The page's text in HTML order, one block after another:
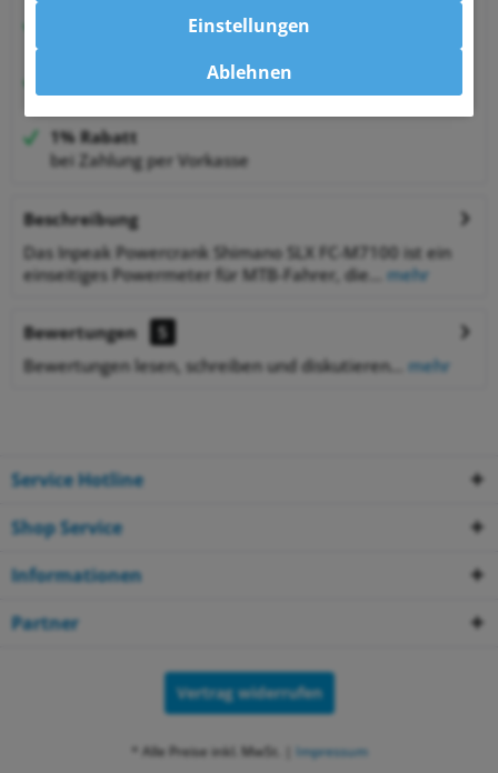
30 Tage Money-Back-Garantie
1% Rabatt
bei Zahlung per Vorkasse
Beschreibung
Das Inpeak Powercrank Shimano SLX FC-M7100 ist ein
einseitiges Powermeter für MTB-Fahrer, die...
mehr
Bewertungen
5
Bewertungen lesen, schreiben und diskutieren...
mehr
Service Hotline
Shop Service
Informationen
Partner
Vertrag widerrufen
* Alle Preise inkl. MwSt. | Impressum
Ablehnen
Einstellungen